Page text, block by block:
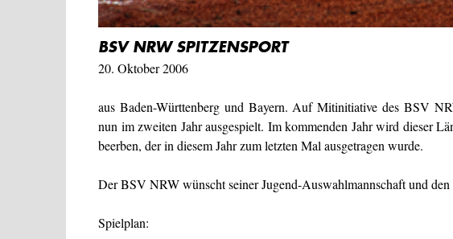
BSV NRW SPITZENSPORT
20. Oktober 2006
aus Baden-Württenberg und Bayern. Auf Mitinitiative des BSV
nun im zweiten Jahr ausgespielt. Im kommenden Jahr wird dieser
beerben, der in diesem Jahr zum letzten Mal ausgetragen wurde.
Der BSV NRW wünscht seiner Jugend-Auswahlmannschaft und
Spielplan: